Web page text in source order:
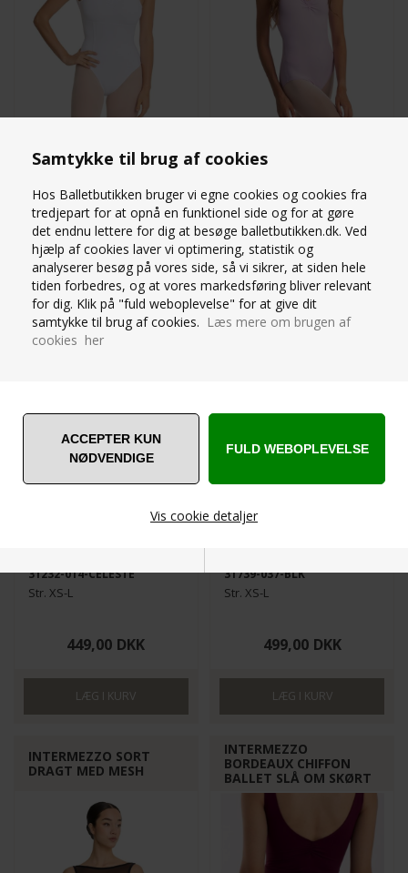
Samtykke til brug af cookies
Hos Balletbutikken bruger vi egne cookies og cookies fra
tredjepart for at opnå en funktionel side og for at gøre
det endnu lettere for dig at besøge balletbutikken.dk. Ved
hjælp af cookies laver vi optimering, statistik og
analyserer besøg på vores side, så vi sikrer, at siden hele
tiden forbedres, og at vores markedsføring bliver relevant
for dig. Klik på "fuld weboplevelse" for at give dit
samtykke til brug af cookies. Læs mere om brugen af
cookies her
Vis cookie detaljer
Markedsføring
Funktionelle Statistiske
469,00 DKK
Str. XS-L
449,00 DKK
INTERMEZZO LYSEBLÅ
BALLETDRAGT BREDE
STROPPER OG RYNK
31232-014-CELESTE
Str. XS-L
449,00 DKK
INTERMEZZO SORT
DRAGT MED BH-PUDER
OG BREDE STROPPER
31739-037-BLK
Str. XS-L
499,00 DKK
INTERMEZZO SORT
DRAGT MED MESH
INTERMEZZO
BORDEAUX CHIFFON
BALLET SLÅ OM SKØRT